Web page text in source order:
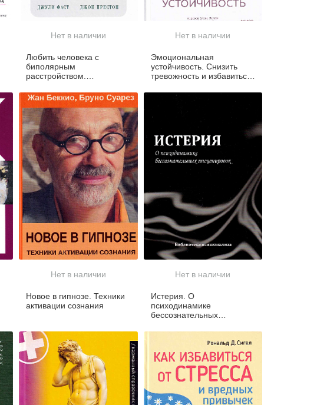
Нет в наличии
Любить человека с
биполярным
расстройством.
помощи близкому
Нет в наличии
Эмоциональная
устойчивость. Снизить
тревожность и избавиться
помощью медитации
Нет в наличии
Новое в гипнозе. Техники
активации сознания
Нет в наличии
Истерия. О
психодинамике
бессознательных